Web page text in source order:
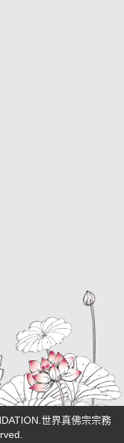
世界真佛宗宗務